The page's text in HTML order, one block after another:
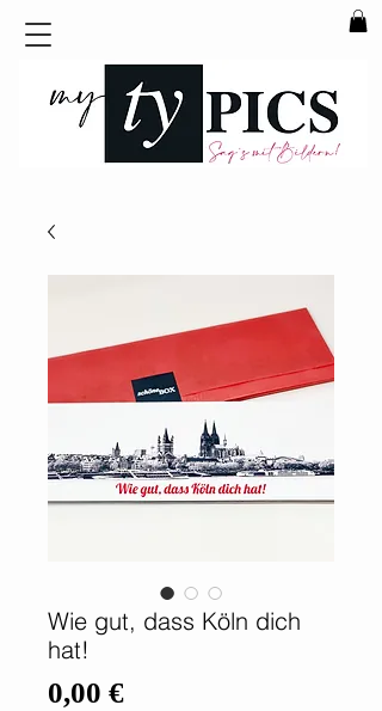
Wie gut, dass Köln dich
hat!
0,00 €Preis